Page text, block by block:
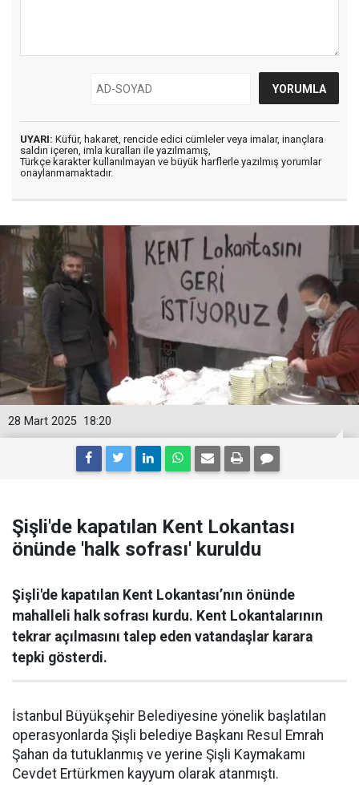
UYARI: Küfür, hakaret, rencide edici cümleler veya imalar, inançlara
saldırı içeren, imla kuralları ile yazılmamış,
Türkçe karakter kullanılmayan ve büyük harflerle yazılmış yorumlar
onaylanmamaktadır.
18:20
28 Mart 2025
Şişli'de kapatılan Kent Lokantası
önünde 'halk sofrası' kuruldu
Şişli'de kapatılan Kent Lokantası’nın önünde
mahalleli halk sofrası kurdu. Kent Lokantalarının
tekrar açılmasını talep eden vatandaşlar karara
tepki gösterdi.
İstanbul Büyükşehir Belediyesine yönelik başlatılan
operasyonlarda Şişli belediye Başkanı Resul Emrah
Şahan da tutuklanmış ve yerine Şişli Kaymakamı
Cevdet Ertürkmen kayyum olarak atanmıştı.